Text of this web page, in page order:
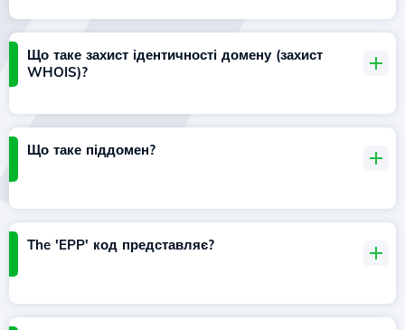
Що таке захист ідентичності домену (захист
WHOIS)?
Що таке піддомен?
The 'EPP' код представляє?